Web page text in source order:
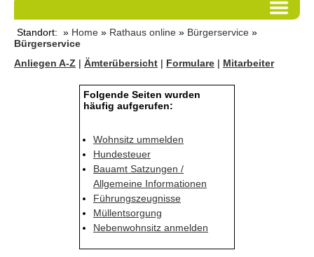
Standort: » Home » Rathaus online » Bürgerservice »
Bürgerservice
Anliegen A-Z | Ämterübersicht | Formulare | Mitarbeiter
Folgende Seiten wurden
häufig aufgerufen:
Wohnsitz ummelden
Hundesteuer
Bauamt Satzungen /
Allgemeine Informationen
Führungszeugnisse
Müllentsorgung
Nebenwohnsitz anmelden